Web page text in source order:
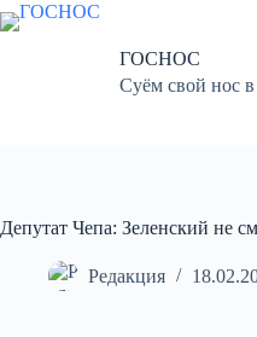
Перейти
к
ГОСНОС
Суём свой нос в
Депутат Чепа: Зеленский не
Редакция